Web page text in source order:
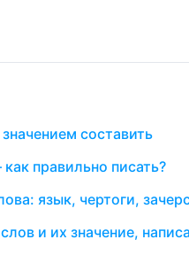
составить
правильно писать?
язык, чертоги,
и их значение,